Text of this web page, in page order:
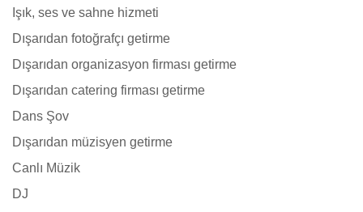
Işık, ses ve sahne hizmeti
Dışarıdan fotoğrafçı getirme
Dışarıdan organizasyon firması getirme
Dışarıdan catering firması getirme
Dans Şov
Dışarıdan müzisyen getirme
Canlı Müzik
DJ